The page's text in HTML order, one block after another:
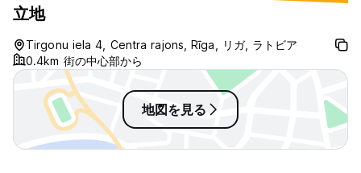
Would recommend for female solo
travellers too.
立地
Tirgonu iela 4, Centra rajons, Rīga, リガ, ラトビア
0.4km 街の中心部から
地図を見る